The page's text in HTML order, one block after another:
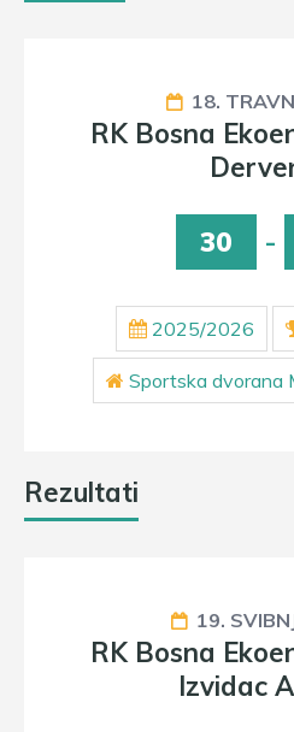
18.
RK Bosna
30 -
2025/2026
Sportska dvorana
Rezultati
19.
RK Bosna
Izvidac